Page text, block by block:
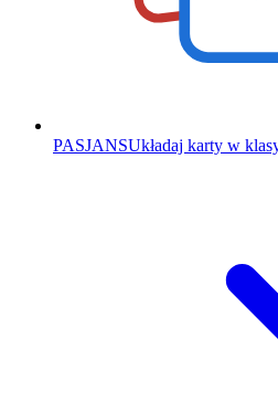
PASJANSUkładaj karty w